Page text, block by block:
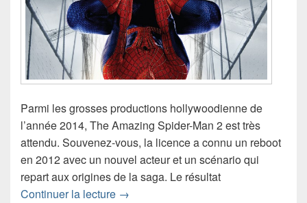
Parmi les grosses productions hollywoodienne de
l’année 2014, The Amazing Spider-Man 2 est très
attendu. Souvenez-vous, la licence a connu un reboot
en 2012 avec un nouvel acteur et un scénario qui
repart aux origines de la saga. Le résultat
Continuer la lecture Premier trailer de gameplay pour The
→